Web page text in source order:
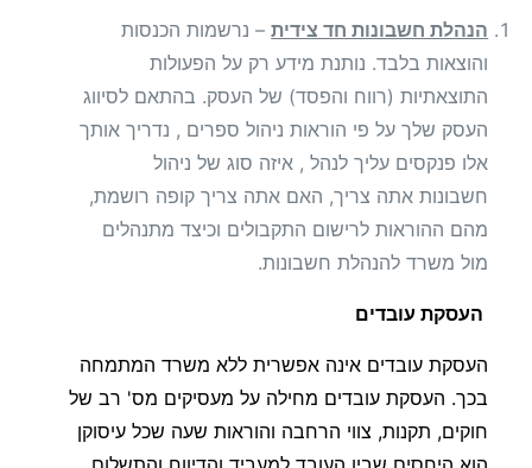
הנהלת חשבונות חד צידית– נרשמות הכנסות
והוצאות בלבד. נותנת מידע רק על הפעולות
התוצאתיות (רווח והפסד) של העסק. בהתאם לסיווג
העסק שלך על פי הוראות ניהול ספרים , נדריך אותך
אלו פנקסים עליך לנהל , איזה סוג של ניהול
חשבונות אתה צריך, האם אתה צריך קופה רושמת,
מהם ההוראות לרישום התקבולים וכיצד מתנהלים
מול משרד להנהלת חשבונות.
העסקת עובדים
העסקת עובדים אינה אפשרית ללא משרד המתמחה
בכך. העסקת עובדים מחילה על מעסיקים מס' רב של
חוקים, תקנות, צווי הרחבה והוראות שעה שכל עיסוקן